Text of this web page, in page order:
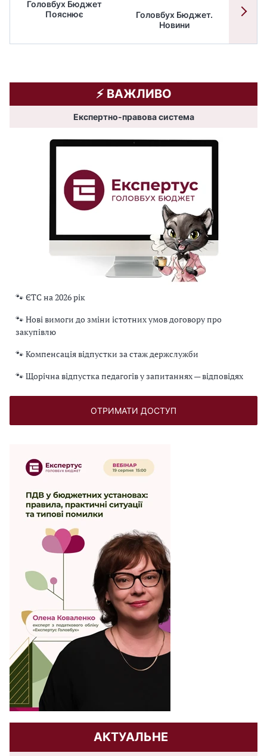
Головбух Бюджет
Пояснює
Головбух Бюджет.
Новини
⚡️ ВАЖЛИВО
Експертно-правова система
🐾 ЄТС на 2026 рік
🐾 Нові вимоги до зміни істотних умов договору про
закупівлю
🐾 Компенсація відпустки за стаж держслужби
🐾 Щорічна відпустка педагогів у запитаннях — відповідях
ОТРИМАТИ ДОСТУП
АКТУАЛЬНЕ